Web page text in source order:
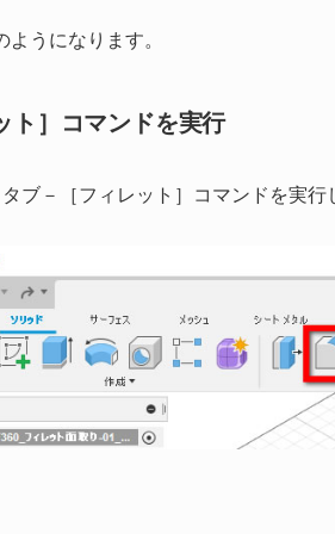
うになります。
ト］コマンドを実行
ブ－［フィレット］コマンドを実行